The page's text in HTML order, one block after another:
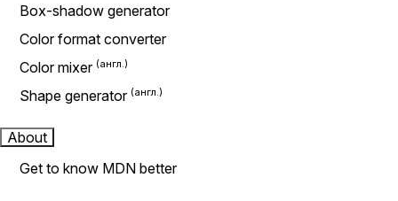
Box-shadow generator
Color format converter
Color mixer
Shape generator
About
Get to know MDN better